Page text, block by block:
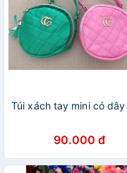
Túi xách tay mini có
90.000 đ